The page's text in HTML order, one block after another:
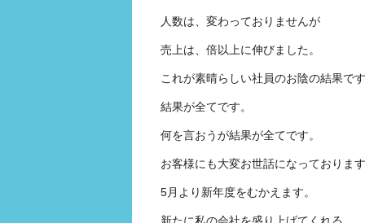
人数は、変わっておりませんが
売上は、倍以上に伸びました。
これが素晴らしい社員のお陰の結果です
結果が全てです。
何を言おうが結果が全てです。
お客様にも大変お世話になっております
5月より新年度をむかえます。